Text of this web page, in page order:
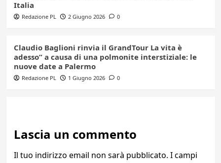
Italia
Redazione PL 2 Giugno 2026 0
Claudio Baglioni rinvia il GrandTour La vita è
adesso” a causa di una polmonite interstiziale: le
nuove date a Palermo
Redazione PL 1 Giugno 2026 0
Lascia un commento
Il tuo indirizzo email non sarà pubblicato. I campi